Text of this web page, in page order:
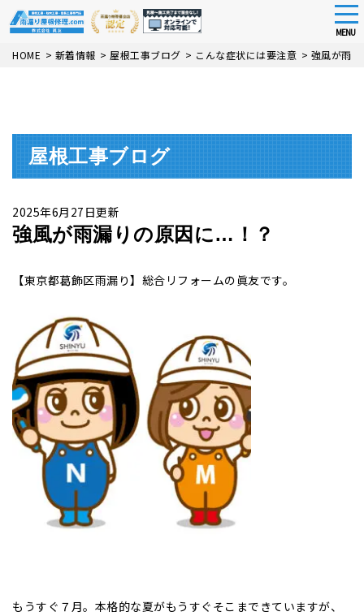
Skip
MENU
HOME > 新着情報 > 屋根工事ブログ > こんな症状には要注意 > 強風が雨
屋根工事ブログ
2025年6月27日更新
強風が雨漏りの原因に…！？
【東京都葛飾区雨漏り】総合リフォームの眞友です。
もうすぐ７月。本格的な夏がもうすぐそこまできていますが、